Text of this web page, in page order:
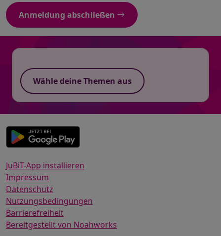
Anmeldung abschließen
Wähle deine Themen aus
JuBiT-App installieren
Impressum
Datenschutz
Nutzungsbedingungen
Barrierefreiheit
Bereitgestellt von Noahworks